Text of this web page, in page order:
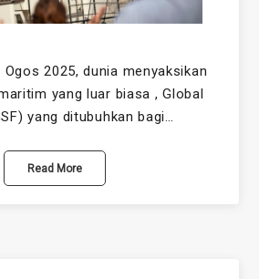
Ogos 2025, dunia menyaksikan
yang luar biasa , Global
yang ditubuhkan bagi…
Read More